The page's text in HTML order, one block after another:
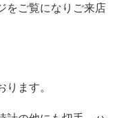
をご覧になりご来店
ます。